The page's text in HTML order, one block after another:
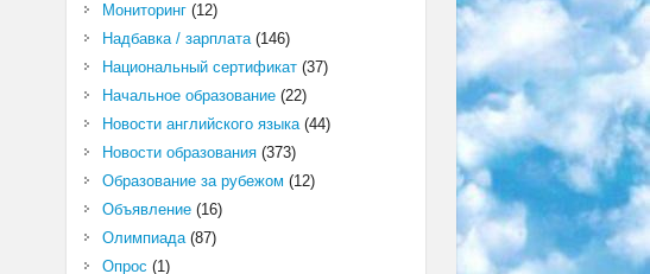
Мониторинг(12)
Надбавка / зарплата(146)
Национальный сертификат(37)
Начальное образование(22)
Новости английского языка(44)
Новости образования(373)
Образование за рубежом (12)
Объявление(16)
Олимпиада(87)
Опрос (1)